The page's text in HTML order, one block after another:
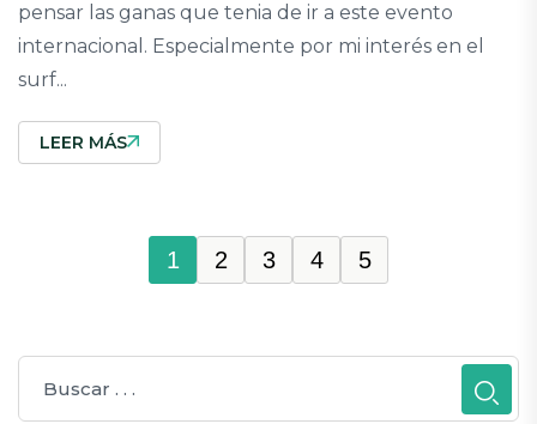
pensar las ganas que tenia de ir a este evento
internacional. Especialmente por mi interés en el
surf...
LEER MÁS
1 2 3 4 5